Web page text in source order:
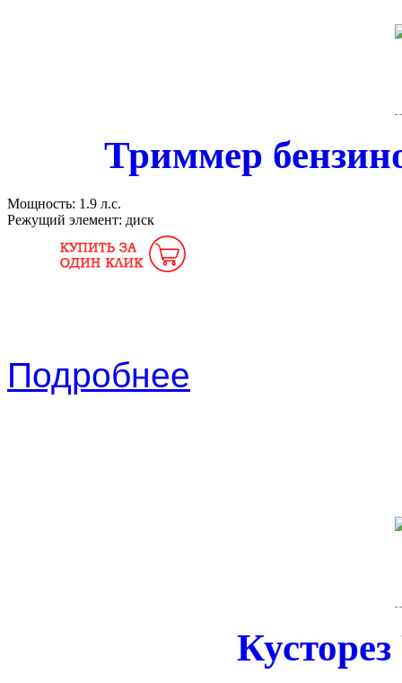
Триммер
Мощность: 1.9 л.с.
Режущий элемент: диск
Подробнее